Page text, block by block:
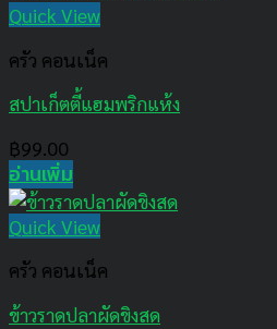
Quick View
ครัว คอนเน็ค
สปาเก็ตตี้แฮมพริกแห้ง
฿99.00
อ่านเพิ่ม
Quick View
ครัว คอนเน็ค
ข้าวราดปลาผัดขิงสด